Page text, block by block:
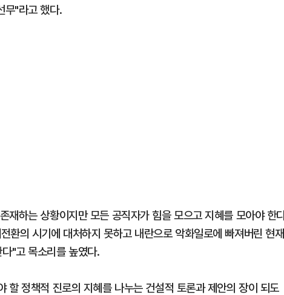
무"라고 했다.
재하는 상황이지만 모든 공직자가 힘을 모으고 지혜를 모아야 한
환의 시기에 대처하지 못하고 내란으로 악화일로에 빠져버린 현재
"고 목소리를 높였다.
할 정책적 진로의 지혜를 나누는 건설적 토론과 제안의 장이 되도